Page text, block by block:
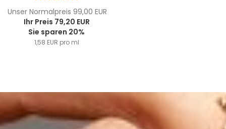
Unser Normalpreis 99,00 EUR
Ihr Preis 79,20 EUR
Sie sparen 20%
1,58 EUR pro ml